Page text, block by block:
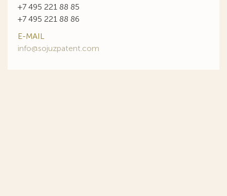
+7 495 221 88 85
+7 495 221 88 86
E-MAIL
info@sojuzpatent.com